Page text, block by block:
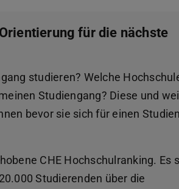
für die nächste
studieren? Welche
Studiengang? Diese und
bevor sie sich für einen
CHE Hochschulranking. Es
Studierenden über die